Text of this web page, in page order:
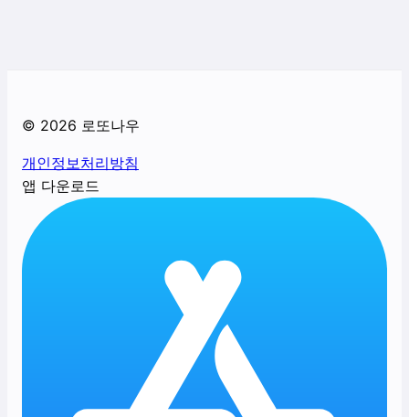
© 2026 로또나우
개인정보처리방침
앱 다운로드